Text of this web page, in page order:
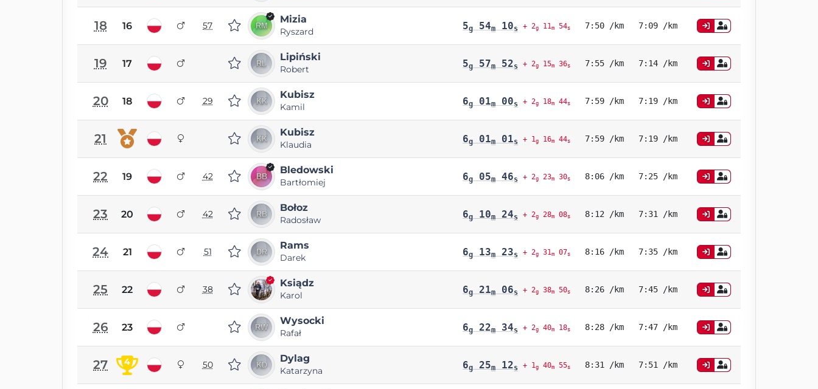
18 16 57
Mizia
Ryszard 5g 54m 10s + 2g11m54s 7:50 /km 7:09 /km
19 17
Lipiński
Robert 5g 57m 52s + 2g15m36s 7:55 /km 7:14 /km
20 18 29
Kubisz
Kamil 6g 01m 00s + 2g18m44s 7:59 /km 7:19 /km
21 Kubisz
Klaudia 6g 01m 01s + 1g16m44s 7:59 /km 7:19 /km
22 19 42
Bledowski
Bartłomiej 6g 05m 46s + 2g23m30s 8:06 /km 7:25 /km
23 20 42
Bołoz
Radosław 6g 10m 24s + 2g28m08s 8:12 /km 7:31 /km
24 21 51
Rams
Darek 6g 13m 23s + 2g31m07s 8:16 /km 7:35 /km
25 22 38
Ksiądz
Karol 6g 21m 06s + 2g38m50s 8:26 /km 7:45 /km
26 23
Wysocki
Rafał 6g 22m 34s + 2g40m18s 8:28 /km 7:47 /km
27 4 50
Dylag
Katarzyna 6g 25m 12s + 1g40m55s 8:31 /km 7:51 /km